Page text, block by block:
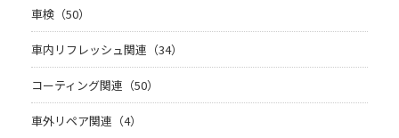
車検（50）
車内リフレッシュ関連（34）
コーティング関連（50）
車外リペア関連（4）